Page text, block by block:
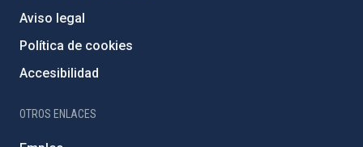
Aviso legal
Política de cookies
Accesibilidad
OTROS ENLACES